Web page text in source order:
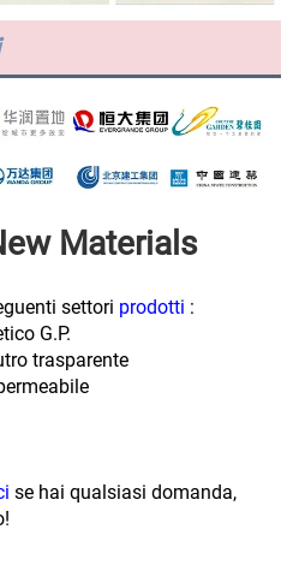
Materials
settori prodotti :
G.P.
trasparente
se hai qualsiasi domanda,